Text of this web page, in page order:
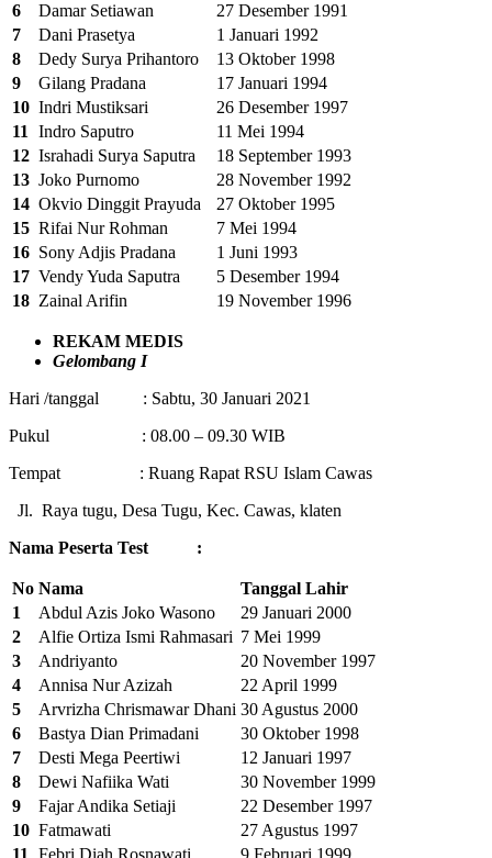
6
Damar Setiawan
27 Desember 1991
7
Dani Prasetya
1 Januari 1992
8
Dedy Surya Prihantoro
13 Oktober 1998
9
Gilang Pradana
17 Januari 1994
10 Indri Mustiksari
26 Desember 1997
11 Indro Saputro
11 Mei 1994
12 Israhadi Surya Saputra
18 September 1993
13 Joko Purnomo
28 November 1992
14 Okvio Dinggit Prayuda
27 Oktober 1995
15 Rifai Nur Rohman
7 Mei 1994
16 Sony Adjis Pradana
1 Juni 1993
17 Vendy Yuda Saputra
5 Desember 1994
18 Zainal Arifin 19 November 1996
REKAM MEDIS
Gelombang I
Hari /tanggal : Sabtu, 30 Januari 2021
Pukul : 08.00 – 09.30 WIB
Tempat : Ruang Rapat RSU Islam Cawas
Jl. Raya tugu, Desa Tugu, Kec. Cawas, klaten
Nama Peserta Test :
No Nama
Tanggal Lahir
1
Abdul Azis Joko Wasono
29 Januari 2000
2
Alfie Ortiza Ismi Rahmasari 7 Mei 1999
3
Andriyanto
20 November 1997
4
Annisa Nur Azizah
22 April 1999
5
Arvrizha Chrismawar Dhani 30 Agustus 2000
6
Bastya Dian Primadani
30 Oktober 1998
7
Desti Mega Peertiwi
12 Januari 1997
8
Dewi Nafiika Wati
30 November 1999
9
Fajar Andika Setiaji
22 Desember 1997
10 Fatmawati
27 Agustus 1997